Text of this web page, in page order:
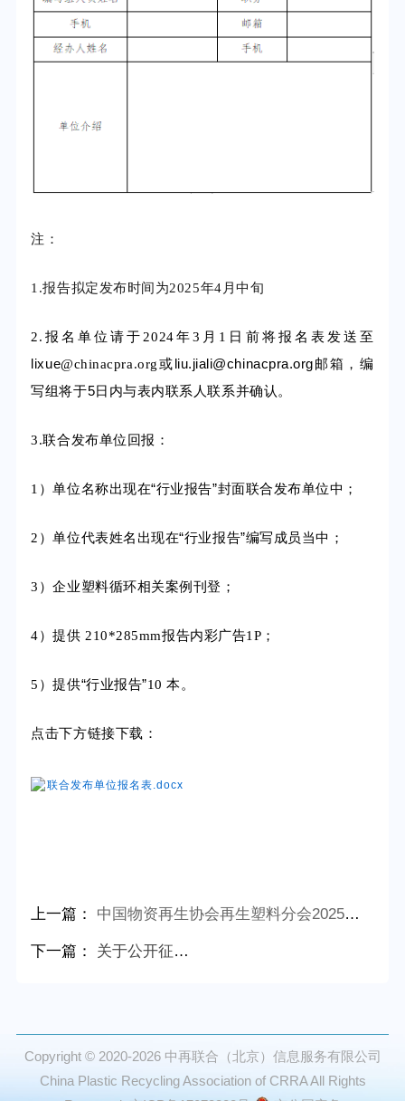
注：
1.报告拟定发布时间为2025年4月中旬
2.报名单位请于2024年3月1 日前将报名表发送至
lixue@chinacpra.org或liu.jiali@chinacpra.org邮箱，编
写组将于5日内与表内联系人联系并确认。
3.联合发布单位回报：
1 ）单位名称出现在“行业报告”封面联合发布单位中；
2 ）单位代表姓名出现在“行业报告”编写成员当中；
3 ）企业塑料循环相关案例刊登；
4）提供 210*285mm报告内彩广告1P ；
5 ）提供“行业报告”10 本。
点击下方链接下载：
联合发布单位报名表.docx
上一篇： 中国物资再生协会再生塑料分会2025年度活动计划
下一篇： 关于公开征求团体标准《废塑料分拣中心评价与分级》(征求意见稿)意见的通知
Copyright © 2020-2026 中再联合（北京）信息服务有限公司
China Plastic Recycling Association of CRRA All Rights